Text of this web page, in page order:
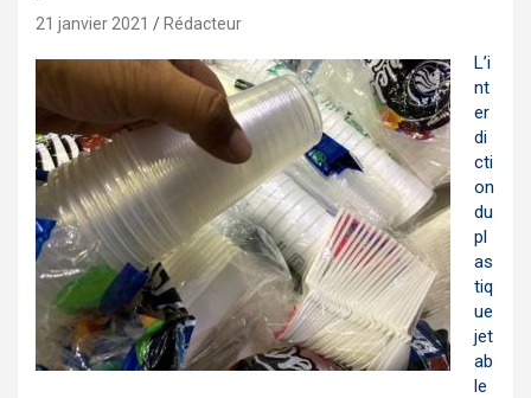
21 janvier 2021 Rédacteur
L’i
nt
er
di
cti
on
du
pl
as
tiq
ue
jet
ab
le